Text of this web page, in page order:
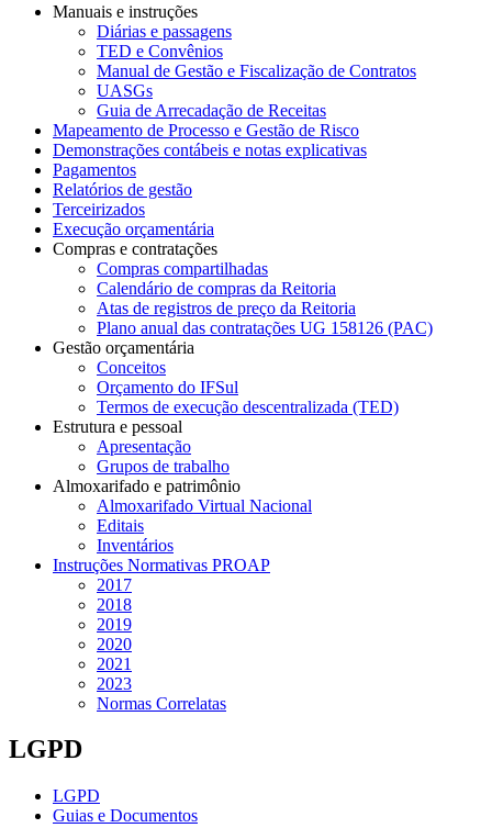
Manuais e instruções
Diárias e passagens
TED e Convênios
Manual de Gestão e Fiscalização de Contratos
UASGs
Guia de Arrecadação de Receitas
Mapeamento de Processo e Gestão de Risco
Demonstrações contábeis e notas explicativas
Pagamentos
Relatórios de gestão
Terceirizados
Execução orçamentária
Compras e contratações
Compras compartilhadas
Calendário de compras da Reitoria
Atas de registros de preço da Reitoria
Plano anual das contratações UG 158126 (PAC)
Gestão orçamentária
Conceitos
Orçamento do IFSul
Termos de execução descentralizada (TED)
Estrutura e pessoal
Apresentação
Grupos de trabalho
Almoxarifado e patrimônio
Almoxarifado Virtual Nacional
Editais
Inventários
Instruções Normativas PROAP
2017
2018
2019
2020
2021
2023
Normas Correlatas
LGPD
LGPD
Guias e Documentos